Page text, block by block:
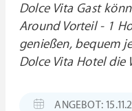
Dolce Vita Gast
Around Vorteil - 1
genießen, bequem
Dolce Vita Hotel die
ANGEBOT: